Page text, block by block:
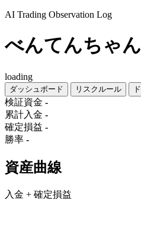
AI Trading Observation Log
べんてんちゃん
loading
ダッシュボード リスクルール
検証資金 -
累計入金 -
確定損益 -
勝率 -
資産曲線
入金 + 確定損益